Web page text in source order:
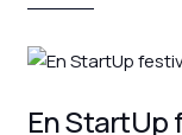
En StartUp